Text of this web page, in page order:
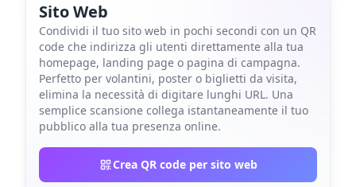
Sito Web
Condividi il tuo sito web in pochi secondi con un QR
code che indirizza gli utenti direttamente alla tua
homepage, landing page o pagina di campagna.
Perfetto per volantini, poster o biglietti da visita,
elimina la necessità di digitare lunghi URL. Una
semplice scansione collega istantaneamente il tuo
pubblico alla tua presenza online.
Crea QR code per sito web